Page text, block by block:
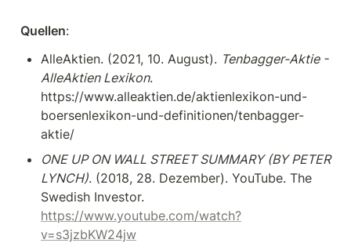
Quellen:
AlleAktien. (2021, 10. August). Tenbagger-Aktie -
AlleAktien Lexikon.
https://www.alleaktien.de/aktienlexikon-und-
boersenlexikon-und-definitionen/tenbagger-
aktie/
ONE UP ON WALL STREET SUMMARY (BY PETER
LYNCH). (2018, 28. Dezember). YouTube. The
https://www.youtube.com/watch?
v=s3jzbKW24jw